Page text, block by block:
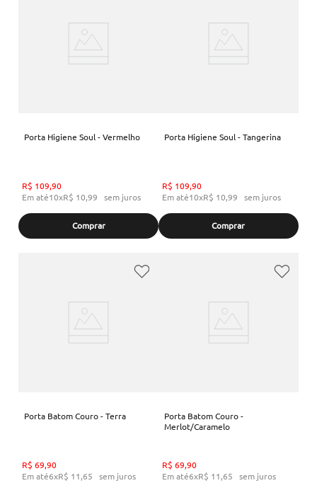
Porta Higiene Soul - Vermelho
R$ 109,90
Em até10xR$ 10,99 sem juros
Comprar
Porta Higiene Soul - Tangerina
R$ 109,90
Em até10xR$ 10,99 sem juros
Comprar
Porta Batom Couro - Terra
R$ 69,90
Em até6xR$ 11,65 sem juros
Porta Batom Couro -
Merlot/Caramelo
R$ 69,90
Em até6xR$ 11,65 sem juros